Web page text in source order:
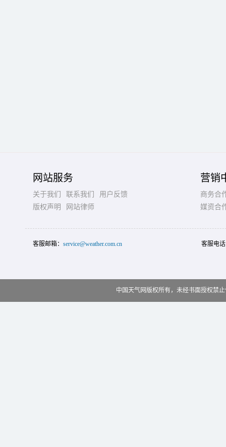
网站服务
关于我们 联系我们
用户反馈
版权声明
网站律师
营销
商务合
媒资合
客服邮箱： service@weather.com.cn 客服电
中国天气网版权所有，未经书面授权